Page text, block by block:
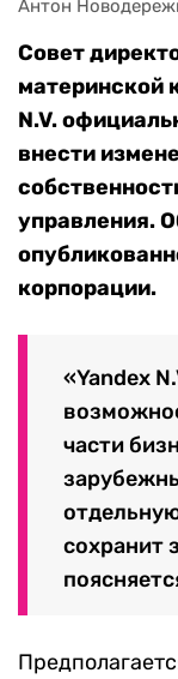
Антон
Совет
материнской
N.V.
внести
управления.
корпорации.
«Yandex
части
сохранит